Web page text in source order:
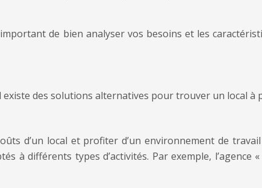
de bien analyser vos besoins et les
des solutions alternatives pour trouver un local à
d’un local et profiter d’un environnement de
à différents types d’activités. Par exemple,